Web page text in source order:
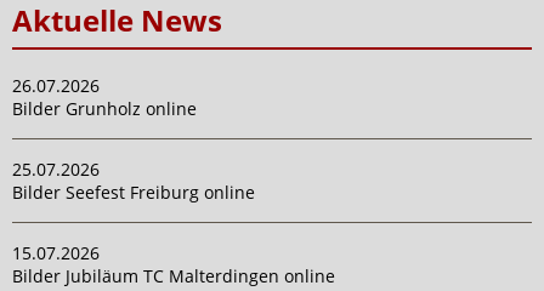
Aktuelle News
26.07.2026
Bilder Grunholz online
25.07.2026
Bilder Seefest Freiburg online
15.07.2026
Bilder Jubiläum TC Malterdingen online